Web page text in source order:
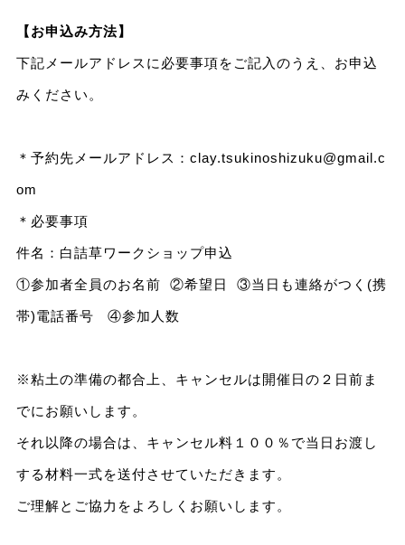
【お申込み方法】
下記メールアドレスに必要事項をご記入のうえ、お申込
みください。
＊予約先メールアドレス： clay.tsukinoshizuku@gmail.c
om
＊必要事項
件名：白詰草ワークショップ申込
①参加者全員のお名前 ②希望日 ③当日も連絡がつく(携
帯)電話番号 ④参加人数
※粘土の準備の都合上、キャンセルは開催日の２日前ま
でにお願いします。
それ以降の場合は、キャンセル料１００％で当日お渡し
する材料一式を送付させていただきます。
ご理解とご協力をよろしくお願いします。